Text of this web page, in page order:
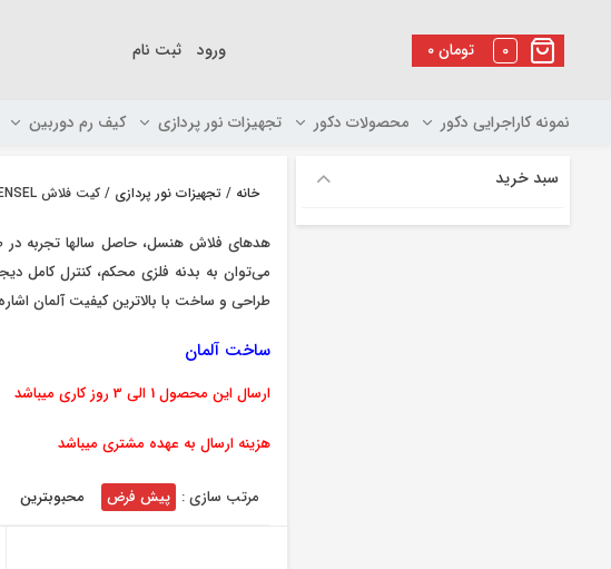
۰تومان 0 ورود ثبت نام
نمونه کاراجرایی دکور محصولات دکور تجهیزات نور پردازی کیف رم دوربین
خانه / تجهیزات نور پردازی / کیت فلاش HENSEL آلمان
هدهای فلاش هنسل، حاصل سالها تجربه در
طراحی و ساخت با بالاترین کیفیت آلمان
ساخت آلمان
ارسال این محصول 1 الی 3 روز کاری میباشد
هزینه ارسال به عهده مشتری میباشد
مرتب سازی : پیش فرض محبوبترین
سبد خرید